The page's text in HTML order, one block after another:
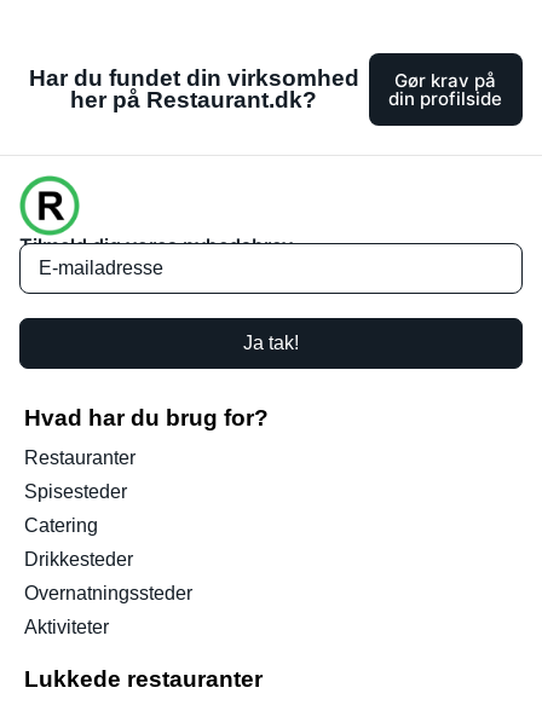
Har du fundet din virksomhed
her på Restaurant.dk?
Gør krav på
din profilside
Tilmeld dig vores nyhedsbrev
Ja tak!
Hvad har du brug for?
Restauranter
Spisesteder
Catering
Drikkesteder
Overnatningssteder
Aktiviteter
Lukkede restauranter